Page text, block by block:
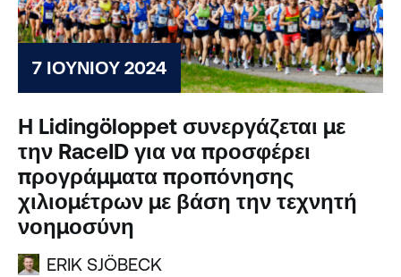
7 ΙΟΥΝΊΟΥ 2024
Η Lidingöloppet συνεργάζεται με
την RaceID για να προσφέρει
προγράμματα προπόνησης
χιλιομέτρων με βάση την τεχνητή
νοημοσύνη
ERIK SJÖBECK